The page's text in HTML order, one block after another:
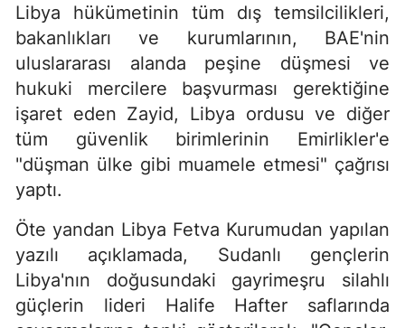
Libya hükümetinin tüm dış temsilcilikleri,
bakanlıkları ve kurumlarının, BAE'nin
uluslararası alanda peşine düşmesi ve
hukuki mercilere başvurması gerektiğine
işaret eden Zayid, Libya ordusu ve diğer
tüm güvenlik birimlerinin Emirlikler'e
"düşman ülke gibi muamele etmesi" çağrısı
yaptı.
Öte yandan Libya Fetva Kurumudan yapılan
yazılı açıklamada, Sudanlı gençlerin
Libya'nın doğusundaki gayrimeşru silahlı
güçlerin lideri Halife Hafter saflarında